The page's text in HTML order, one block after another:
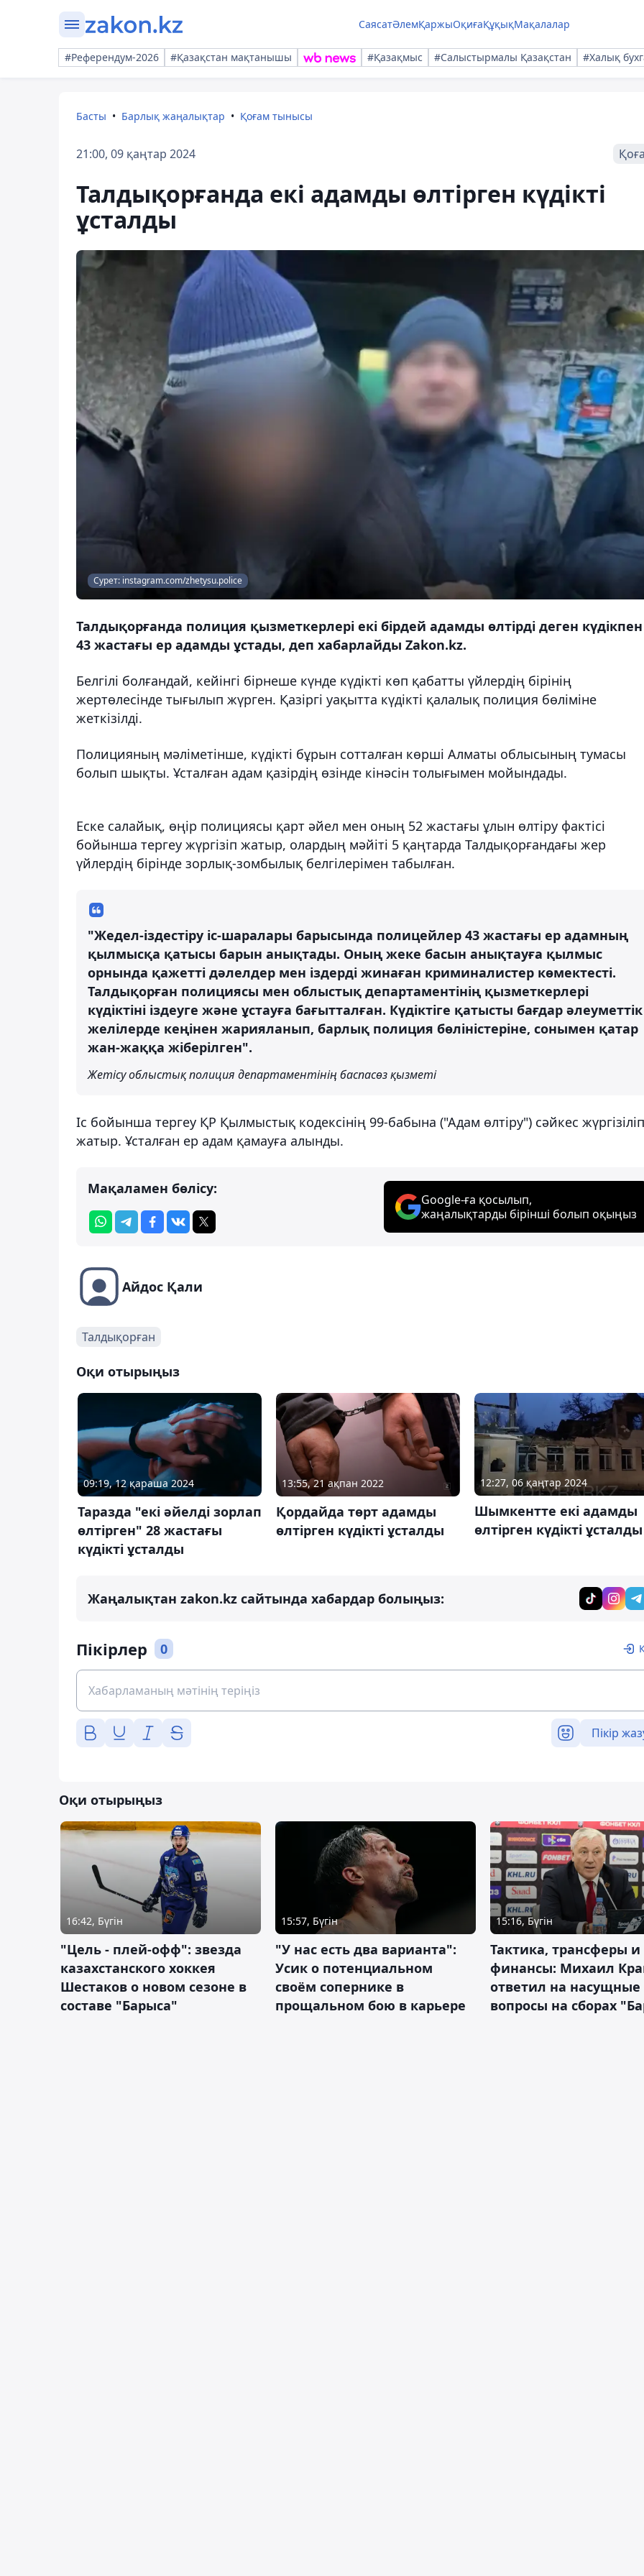
СаясатӘлемҚаржыОқиғаҚұқықМақалалар
#Референдум-2026 #Қазақстан мақтанышы #Қазақмыс #Салыстырмалы Қазақстан #Халық
Басты Барлық жаңалықтар Қоғам тынысы
21:00, 09 қаңтар 2024
Талдықорғанда екі адамды өлтірген күдікті
ұсталды
Сурет: instagram.com/zhetysu.police
Талдықорғанда полиция қызметкерлері екі бірдей адамды өлтірді деген күдікпен
43 жастағы ер адамды ұстады, деп хабарлайды Zakon.kz.
Белгілі болғандай, кейінгі бірнеше күнде күдікті көп қабатты үйлердің бірінің
жертөлесінде тығылып жүрген. Қазіргі уақытта күдікті қалалық полиция бөліміне
жеткізілді.
Полицияның мәліметінше, күдікті бұрын сотталған көрші Алматы облысының тумасы
болып шықты. Ұсталған адам қазірдің өзінде кінәсін толығымен мойындады.
Еске салайық, өңір полициясы қарт әйел мен оның 52 жастағы ұлын өлтіру фактісі
бойынша тергеу жүргізіп жатыр, олардың мәйіті 5 қаңтарда Талдықорғандағы жер
үйлердің бірінде зорлық-зомбылық белгілерімен табылған.
"Жедел-іздестіру іс-шаралары барысында полицейлер 43 жастағы ер адамның
қылмысқа қатысы барын анықтады. Оның жеке басын анықтауға қылмыс
орнында қажетті дәлелдер мен іздерді жинаған криминалистер көмектесті.
Талдықорған полициясы мен облыстық департаментінің қызметкерлері
күдіктіні іздеуге және ұстауға бағытталған. Күдіктіге қатысты бағдар әлеуметтік
желілерде кеңінен жарияланып, барлық полиция бөліністеріне, сонымен қатар
жан-жаққа жіберілген".
Жетісу облыстық полиция департаментінің баспасөз қызметі
Іс бойынша тергеу ҚР Қылмыстық кодексінің 99-бабына ("Адам өлтіру") сәйкес жүргізіліп
жатыр. Ұсталған ер адам қамауға алынды.
Мақаламен бөлісу:
Google-ға қосылып,
жаңалықтарды бірінші болып оқыңыз
Айдос Қали
Талдықорған
Оқи отырыңыз
09:19, 12 қараша 2024
Таразда "екі әйелді зорлап
өлтірген" 28 жастағы
күдікті ұсталды
13:55, 21 ақпан 2022
Қордайда төрт адамды
өлтірген күдікті ұсталды
12:27, 06 қаңтар 2024
Шымкентте екі адамды
өлтірген күдікті ұсталды
Жаңалықтан zakon.kz сайтында хабардар болыңыз:
Пікірлер 0
Пікір
Оқи отырыңыз
16:42, Бүгін
"Цель - плей-офф": звезда
казахстанского хоккея
Шестаков о новом сезоне в
составе "Барыса"
15:57, Бүгін
"У нас есть два варианта":
Усик о потенциальном
своём сопернике в
прощальном бою в карьере
15:16, Бүгін
Тактика, трансферы и
финансы: Михаил
ответил на насущные
вопросы на сборах